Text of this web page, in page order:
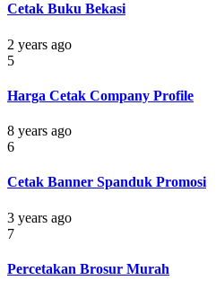
Cetak Buku Bekasi
2 years ago
5
Harga Cetak Company Profile
8 years ago
6
Cetak Banner Spanduk Promosi
3 years ago
7
Percetakan Brosur Murah